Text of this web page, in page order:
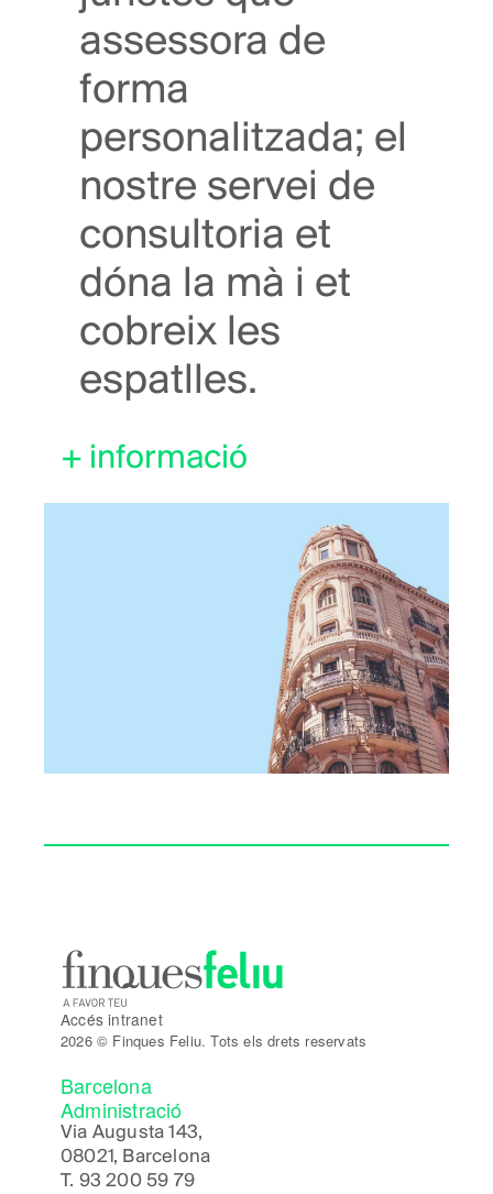
assessora de
forma
personalitzada; el
nostre servei de
consultoria et
dóna la mà i et
cobreix les
espatlles.
+ informació
Accés intranet
2026 © Finques Feliu. Tots els drets reservats
Barcelona
Administració
Via Augusta 143,
08021, Barcelona
T. 93 200 59 79